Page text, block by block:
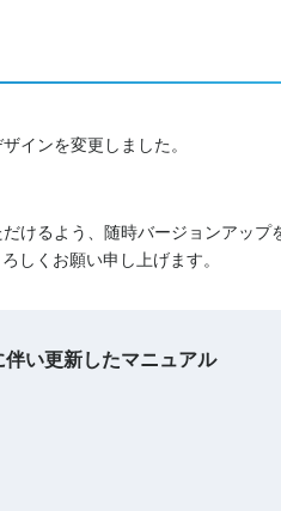
インを変更しました。
けるよう、随時バージョンアップ
しくお願い申し上げます。
い更新したマニュアル